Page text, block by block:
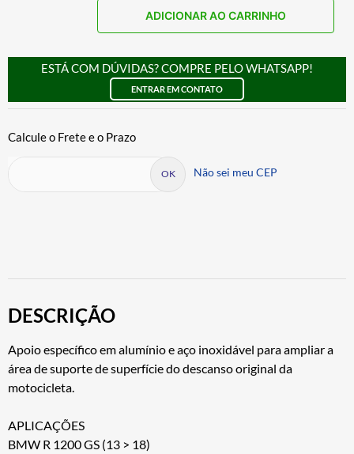
ADICIONAR AO CARRINHO
ESTÁ COM DÚVIDAS? COMPRE PELO WHATSAPP!
ENTRAR EM CONTATO
Não sei meu CEP
DESCRIÇÃO
Apoio específico em alumínio e aço inoxidável para ampliar a
área de suporte de superfície do descanso original da
motocicleta.
APLICAÇÕES
BMW R 1200 GS (13 > 18)